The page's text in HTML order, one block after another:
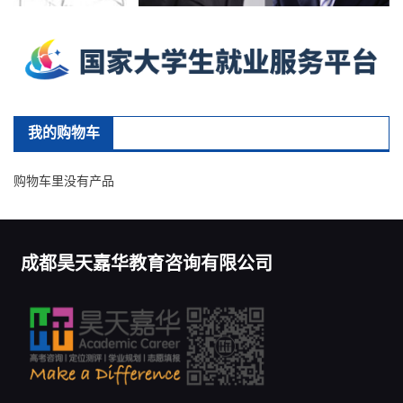
我的购物车
购物车里没有产品
成都昊天嘉华教育咨询有限公司